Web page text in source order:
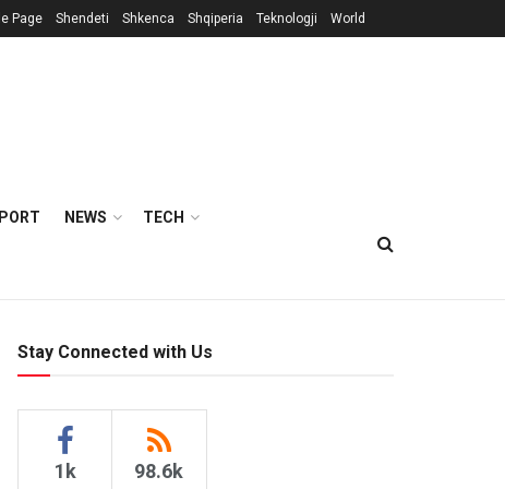
Page Shendeti Shkenca Shqiperia Teknologji World
NEWS TECH
Stay Connected with Us
1k 98.6k